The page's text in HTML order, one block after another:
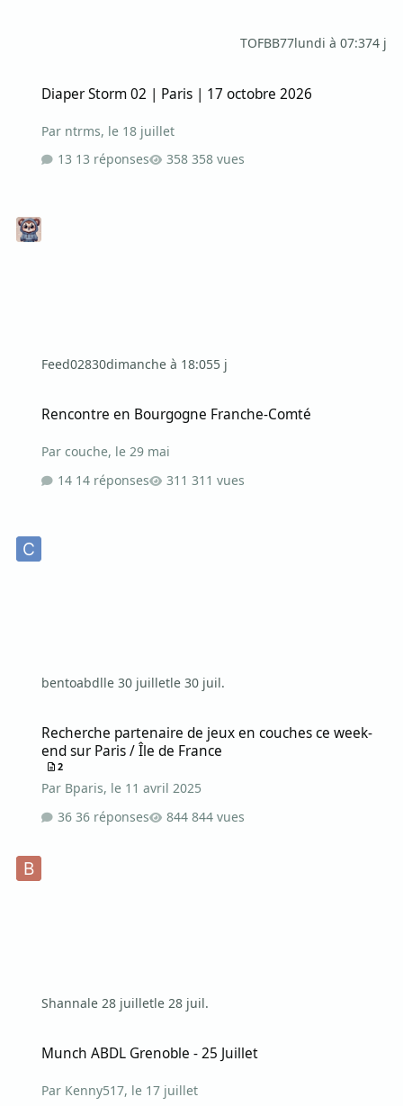
TOFBB77lundi à 07:374 j
Diaper Storm 02 | Paris | 17 octobre 2026
Par ntrms, le 18 juillet
13 réponses
358 vues
Feed02830dimanche à 18:055 j
Rencontre en Bourgogne Franche-Comté
Parcouche, le 29 mai
14 réponses
311 vues
bentoabdlle 30 juilletle 30 juil.
Recherche partenaire de jeux en couches ce week-
end sur Paris / Île de France
2
Par Bparis, le 11 avril 2025
36 réponses
844 vues
Shannale 28 juilletle 28 juil.
Munch ABDL Grenoble - 25 Juillet
Par Kenny517, le 17 juillet